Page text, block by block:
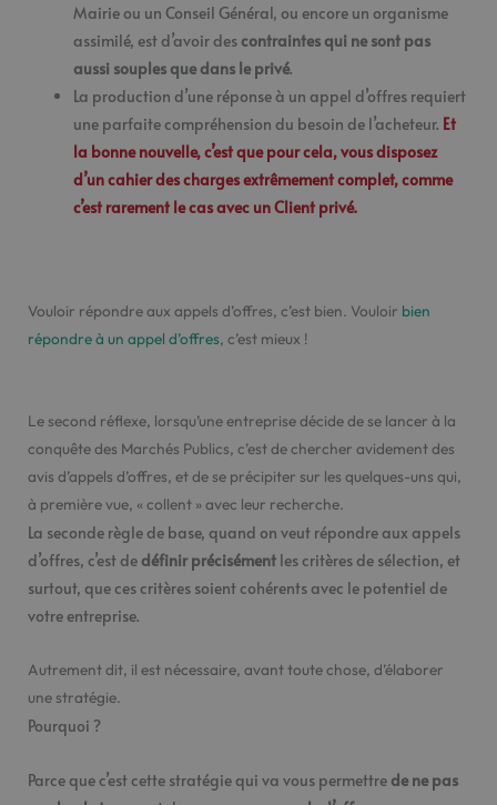
Mairie ou un Conseil Général, ou encore un organisme
assimilé, est d’avoir des contraintes qui ne sont pas
aussi souples que dans le privé.
La production d’une réponse à un appel d’offres requiert
une parfaite compréhension du besoin de l’acheteur. Et
la bonne nouvelle, c’est que pour cela, vous disposez
d’un cahier des charges extrêmement complet, comme
c’est rarement le cas avec un Client privé.
Vouloir répondre aux appels d’offres, c’est bien. Vouloir bien
répondre à un appel d’offres, c’est mieux !
Le second réflexe, lorsqu’une entreprise décide de se lancer à la
conquête des Marchés Publics, c’est de chercher avidement des
avis d’appels d’offres, et de se précipiter sur les quelques-uns qui,
à première vue, « collent » avec leur recherche.
La seconde règle de base, quand on veut répondre aux appels
d’offres, c’est de définir précisément les critères de sélection, et
surtout, que ces critères soient cohérents avec le potentiel de
votre entreprise.
Autrement dit, il est nécessaire, avant toute chose, d’élaborer
une stratégie.
Pourquoi ?
Parce que c’est cette stratégie qui va vous permettre de ne pas